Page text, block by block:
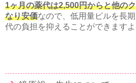
1ヶ月の薬代は2,500円からと他の
なり安価なので、低用量ピルを長
代の負担を抑えることができますよ